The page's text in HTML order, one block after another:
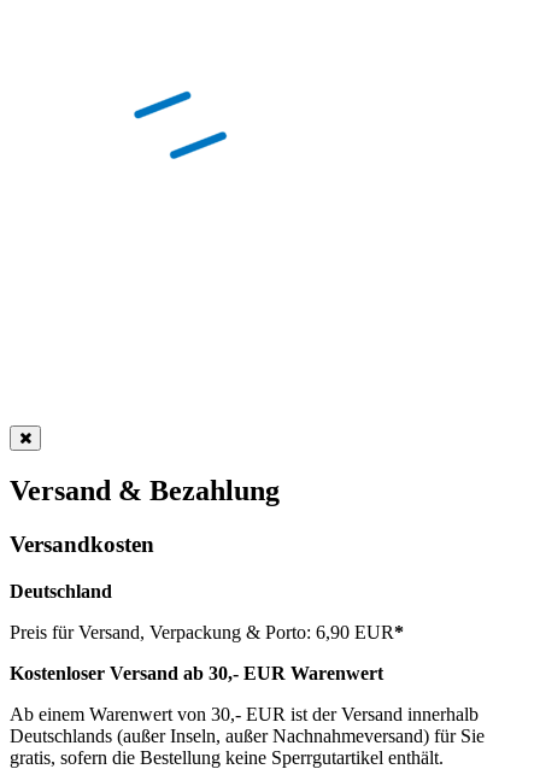
Versand & Bezahlung
Versandkosten
Deutschland
Preis für Versand, Verpackung & Porto: 6,90 EUR*
Kostenloser Versand ab 30,- EUR Warenwert
Ab einem Warenwert von 30,- EUR ist der Versand innerhalb
Deutschlands (außer Inseln, außer Nachnahmeversand) für Sie
gratis, sofern die Bestellung keine Sperrgutartikel enthält.